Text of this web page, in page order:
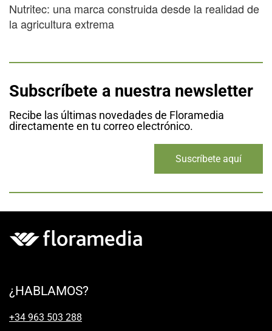
Nutritec: una marca construida desde la realidad de
la agricultura extrema
Subscríbete a nuestra newsletter
Recibe las últimas novedades de Floramedia
directamente en tu correo electrónico.
Suscríbete aquí
¿HABLAMOS?
+34 963 503 288